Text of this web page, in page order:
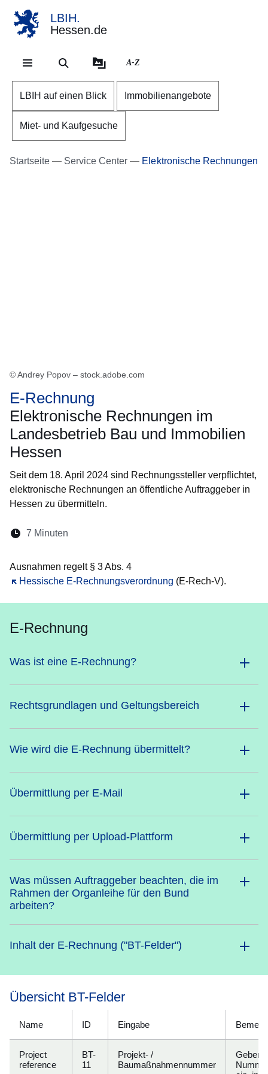
LBIH.
Hessen.de
A-Z
LBIH auf einen Blick Immobilienangebote
Miet- und Kaufgesuche
Startseite Service Center Elektronische Rechnungen
© Andrey Popov – stock.adobe.com
E-Rechnung
Elektronische Rechnungen im
Landesbetrieb Bau und Immobilien
Hessen
Seit dem 18. April 2024 sind Rechnungssteller verpflichtet,
elektronische Rechnungen an öffentliche Auftraggeber in
Hessen zu übermitteln.
Lesedauer:
7 Minuten
Ausnahmen regelt § 3 Abs. 4
Hessische E-Rechnungsverordnung
Öffnet sich in einem neuen Fenster (E-Rech-V).
E-Rechnung
Was ist eine E-Rechnung?
Rechtsgrundlagen und Geltungsbereich
Wie wird die E-Rechnung übermittelt?
Übermittlung per E-Mail
Übermittlung per Upload-Plattform
Was müssen Auftraggeber beachten, die im
Rahmen der Organleihe für den Bund
arbeiten?
Inhalt der E-Rechnung ("BT-Felder")
Übersicht BT-Felder
Name ID Eingabe
Project
reference
BT-
11
Projekt- /
Baumaßnahmennummer
Geben